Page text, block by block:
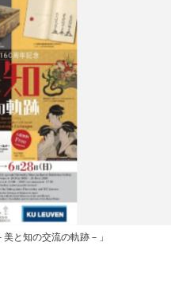
と知の交流の軌跡－」